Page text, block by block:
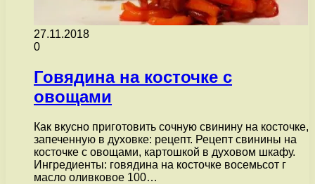
27.11.2018
0
Говядина на косточке с
овощами
Как вкусно приготовить сочную свинину на косточке,
запеченную в духовке: рецепт. Рецепт свинины на
косточке с овощами, картошкой в духовом шкафу.
Ингредиенты: говядина на косточке восемьсот г
масло оливковое 100…